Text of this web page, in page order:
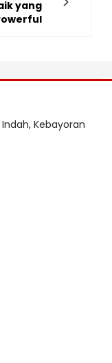
yang
Indah, Kebayoran